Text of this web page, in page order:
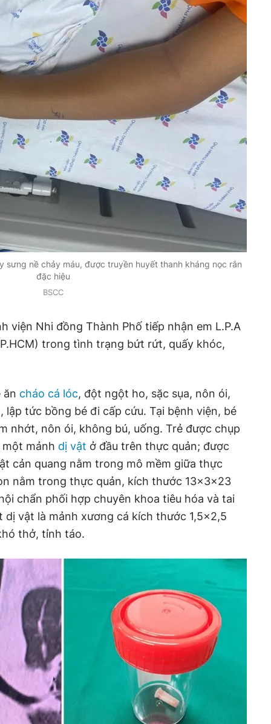
sưng nề chảy máu, được truyền huyết thanh kháng nọc rắn
đặc hiệu
BSCC
viện Nhi đồng Thành Phố tiếp nhận em L.P.A
trong tình trạng bứt rứt, quấy khóc,
ăn cháo cá lóc, đột ngột ho, sặc sụa, nôn ói,
tức bồng bé đi cấp cứu. Tại bệnh viện, bé
nhớt, nôn ói, không bú, uống. Trẻ được chụp
mảnh dị vật ở đầu trên thực quản; được
cản quang nằm trong mô mềm giữa thực
nằm trong thực quản, kích thước 13x3x23
chẩn phối hợp chuyên khoa tiêu hóa và tai
dị vật là mảnh xương cá kích thước 1,5×2,5
thở, tỉnh táo.